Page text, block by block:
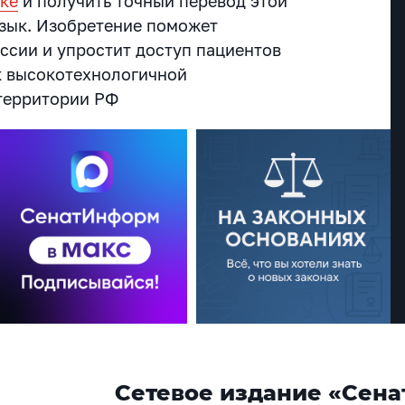
Изобретение поможет
и упростит доступ пациентов
РФ
Сетевое издание